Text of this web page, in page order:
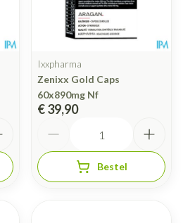
Ixxpharma
Zenixx Gold Caps
60x890mg Nf
€ 39,90
Bestel